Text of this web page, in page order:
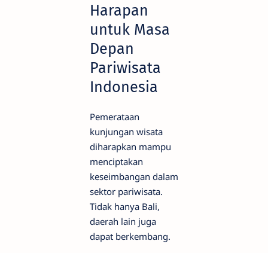
Harapan
untuk Masa
Depan
Pariwisata
Indonesia
Pemerataan
kunjungan wisata
diharapkan mampu
menciptakan
keseimbangan dalam
sektor pariwisata.
Tidak hanya Bali,
daerah lain juga
dapat berkembang.